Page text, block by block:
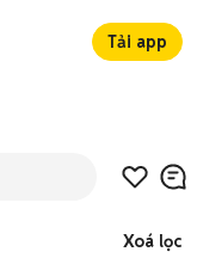
Tải app
Xoá lọc